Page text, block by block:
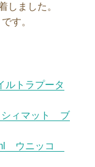
しました。
す。
トラプータ
ィマット ブ
ウニッコ